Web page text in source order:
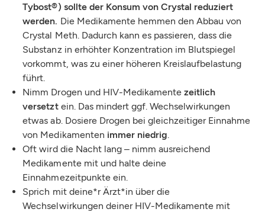
Tybost®) sollte der Konsum von Crystal reduziert
werden. Die Medikamente hemmen den Abbau von
Crystal Meth. Dadurch kann es passieren, dass die
Substanz in erhöhter Konzentration im Blutspiegel
vorkommt, was zu einer höheren Kreislaufbelastung
führt.
Nimm Drogen und HIV-Medikamente zeitlich
versetztein. Das mindert ggf. Wechselwirkungen
etwas ab. Dosiere Drogen bei gleichzeitiger Einnahme
von Medikamenten immer niedrig
Oft wird die Nacht lang – nimm ausreichend
Medikamente mit und halte deine
Einnahmezeitpunkte ein.
Sprich mit deine*r Ärzt*in über die
Wechselwirkungen deiner HIV-Medikamente mit